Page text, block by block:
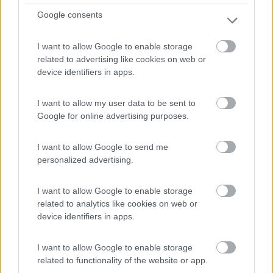
Google consents
I want to allow Google to enable storage
related to advertising like cookies on web or
device identifiers in apps.
I want to allow my user data to be sent to
Google for online advertising purposes.
I want to allow Google to send me
personalized advertising.
I want to allow Google to enable storage
related to analytics like cookies on web or
device identifiers in apps.
I want to allow Google to enable storage
related to functionality of the website or app.
04/02/2022 18:02
Area di sosta molto ben tenuta, con bagni e docce
pulitissimi.Gestori cordiali e gentili, molto
Accoglienza Pulizia Servizi
acino2
Posto incantevole. Vicino all'imbarco per le isole.
Borgata meravigliosa, rilassante e molto
particolare. Siamo stati due giorni e il titolare
sempre. Facendo diverse telefonate mi ha dato la
possibilità di acquistare una bombola di gas da 10